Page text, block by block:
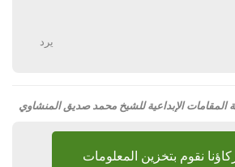
نقوم بتخزين المعلومات
يرد
المقامات الإبداعية للشيخ محمد صديق المنشاوي